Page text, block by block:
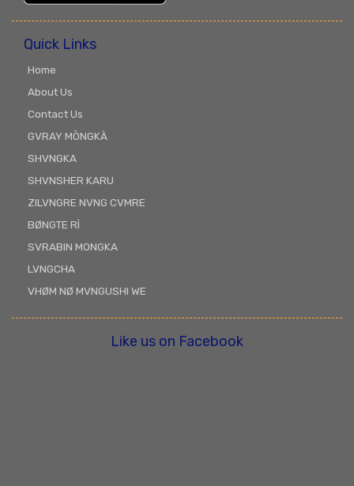
Quick Links
Home
About Us
Contact Us
GVRAY MÒNGKÀ
SHVNGKA
SHVNSHER KARU
ZILVNGRE NVNG CVMRE
BØNGTE RÌ
SVRABIN MONGKA
LVNGCHA
VHØM NØ MVNGUSHI WE
Like us on Facebook